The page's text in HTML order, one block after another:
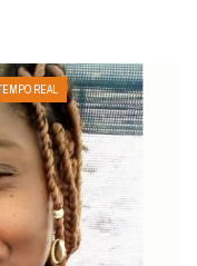
REAL